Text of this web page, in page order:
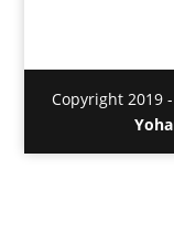
Copyright 2019